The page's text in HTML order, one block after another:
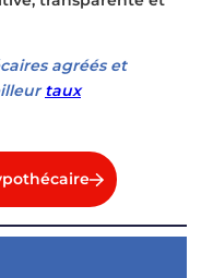
agréés et
taux